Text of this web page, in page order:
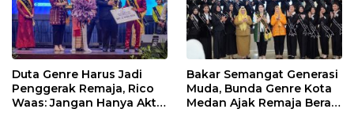
Duta Genre Harus Jadi
Penggerak Remaja, Rico
Waas: Jangan Hanya Aktif
Bakar Semangat Generasi
Muda, Bunda Genre Kota
Medan Ajak Remaja Berani